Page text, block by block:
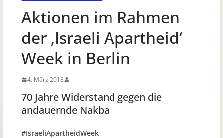
Aktionen im Rahmen
der ‚Israeli Apartheid‘
Week in Berlin
4. März 2018
70 Jahre Widerstand gegen die
andauernde Nakba
#IsraeliApartheidWeek